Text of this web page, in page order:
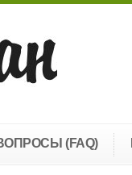
(FAQ)